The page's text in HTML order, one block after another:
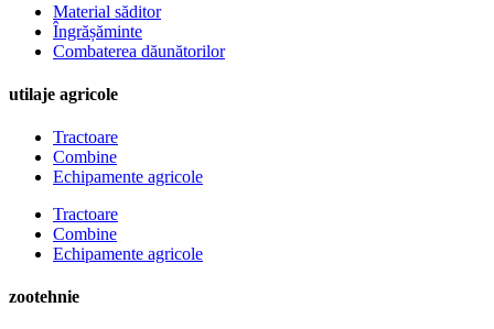
Material săditor
Îngrășăminte
Combaterea dăunătorilor
utilaje agricole
Tractoare
Combine
Echipamente agricole
Tractoare
Combine
Echipamente agricole
zootehnie